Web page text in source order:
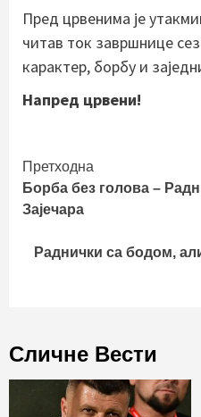
Пред црвенима је
читав ток завршнице
карактер, борбу и
Напред црвени!
Continue
Reading
Претходна
Борба без голова –
Зајечара
Раднички са бодом,
Сличне Вести